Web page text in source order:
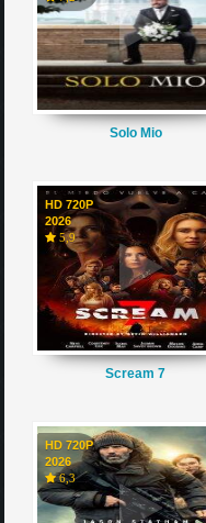
Solo Mio
HD 720P
2026
5,9
Scream 7
HD 720P
2026
6,3